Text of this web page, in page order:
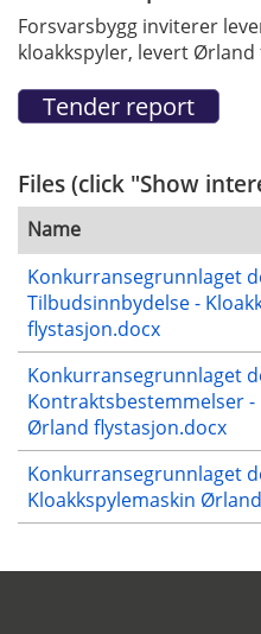
Forsvarsbygg inviterer
kloakkspyler, levert Ørland
Files (click "Show
Name
Konkurransegrunnlaget
Tilbudsinnbydelse -
flystasjon.docx
Konkurransegrunnlaget
Kontraktsbestemmelser -
Ørland flystasjon.docx
Konkurransegrunnlaget
Kloakkspylemaskin